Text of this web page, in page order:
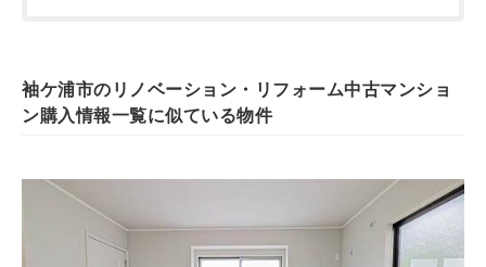
袖ケ浦市のリノベーション・リフォーム中古マンショ
ン購入情報一覧に似ている物件